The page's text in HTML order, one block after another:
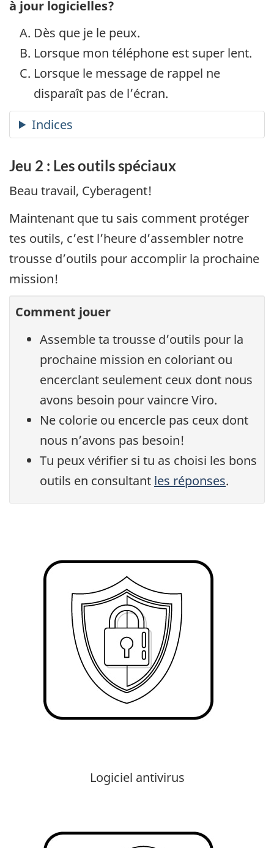
à jour logicielles?
Dès que je le peux.
Lorsque mon téléphone est super lent.
Lorsque le message de rappel ne
disparaît pas de l’écran.
Jeu 2 : Les outils spéciaux
Beau travail, Cyberagent!
Maintenant que tu sais comment protéger
tes outils, c’est l’heure d’assembler notre
trousse d’outils pour accomplir la prochaine
mission!
Comment jouer
Assemble ta trousse d’outils pour la
prochaine mission en coloriant ou
encerclant seulement ceux dont nous
avons besoin pour vaincre Viro.
Ne colorie ou encercle pas ceux dont
nous n’avons pas besoin!
Tu peux vérifier si tu as choisi les bons
outils en consultant les réponses.
Logiciel antivirus